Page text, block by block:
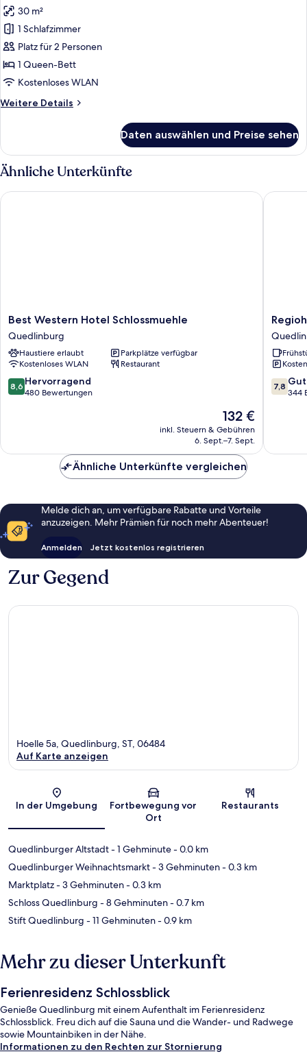
Studio
anzeigen
30 m²
1 Schlafzimmer
Platz für 2 Personen
1 Queen-Bett
Kostenloses WLAN
Weitere Details
Weitere
Daten auswählen und Preise sehen
Ähnliche Unterkünfte
Best
Western
Hotel
Schlossmuehle
Quedlinburg
Best Western Hotel Schlossmuehle
Quedlinburg
Haustiere erlaubt
Parkplätze verfügbar
Kostenloses WLAN
Restaurant
8.6
von
8,6 Hervorragend
480 Bewertungen
Der
Preis
beträgt
132 €
inkl. Steuern & Gebühren
6. Sept.–7. Sept.
Best Western Hotel Schlossmuehle
Hof
7.8
von
7,8 Gut
344
Ähnliche Unterkünfte vergleichen
Melde dich an, um verfügbare Rabatte und Vorteile
anzuzeigen. Mehr Prämien für noch mehr Abenteuer!
Anmelden Jetzt kostenlos registrieren
Zur Gegend
Karte
Hoelle 5a, Quedlinburg, ST, 06484
Auf Karte anzeigen
In der Umgebung
Fortbewegung vor
Ort
Restaurants
Quedlinburger Altstadt- 1 Gehminute- 0.0 km
Quedlinburger Weihnachtsmarkt- 3 Gehminuten- 0.3 km
Marktplatz- 3 Gehminuten- 0.3 km
Schloss Quedlinburg - 8 Gehminuten- 0.7 km
Stift Quedlinburg - 11 Gehminuten- 0.9 km
Mehr zu dieser Unterkunft
Ferienresidenz Schlossblick
Genieße Quedlinburg mit einem Aufenthalt im Ferienresidenz
Schlossblick. Freu dich auf die Sauna und die Wander- und Radwege
sowie Mountainbiken in der Nähe.
Informationen zu den Rechten zur Stornierung